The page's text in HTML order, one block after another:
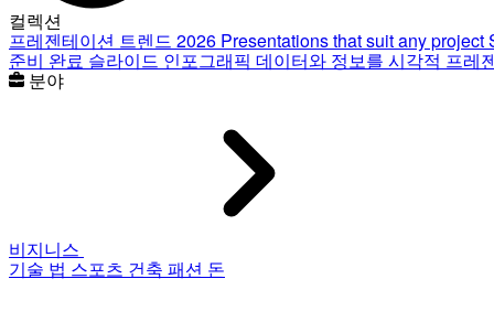
컬렉션
프레젠테이션 트렌드 2026 Presentations that suit any project
준비 완료 슬라이드 인포그래픽 데이터와 정보를 시각적 프레
분야
비지니스
기술 법 스포츠 건축 패션 돈